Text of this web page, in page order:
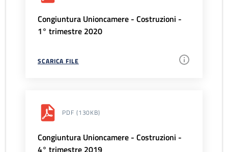
Congiuntura Unioncamere - Costruzioni -
1° trimestre 2020
SCARICA FILE
PDF (130KB)
Congiuntura Unioncamere - Costruzioni -
4° trimestre 2019